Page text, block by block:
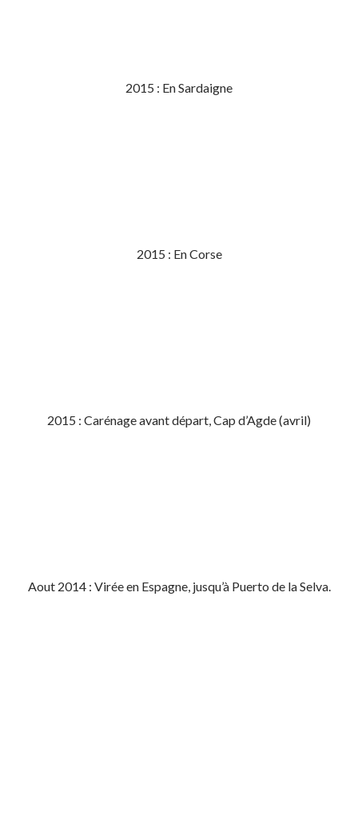
2015 : En Sardaigne
2015 : En Corse
2015 : Carénage avant départ, Cap d’Agde (avril)
Aout 2014 : Virée en Espagne, jusqu’à Puerto de la Selva.